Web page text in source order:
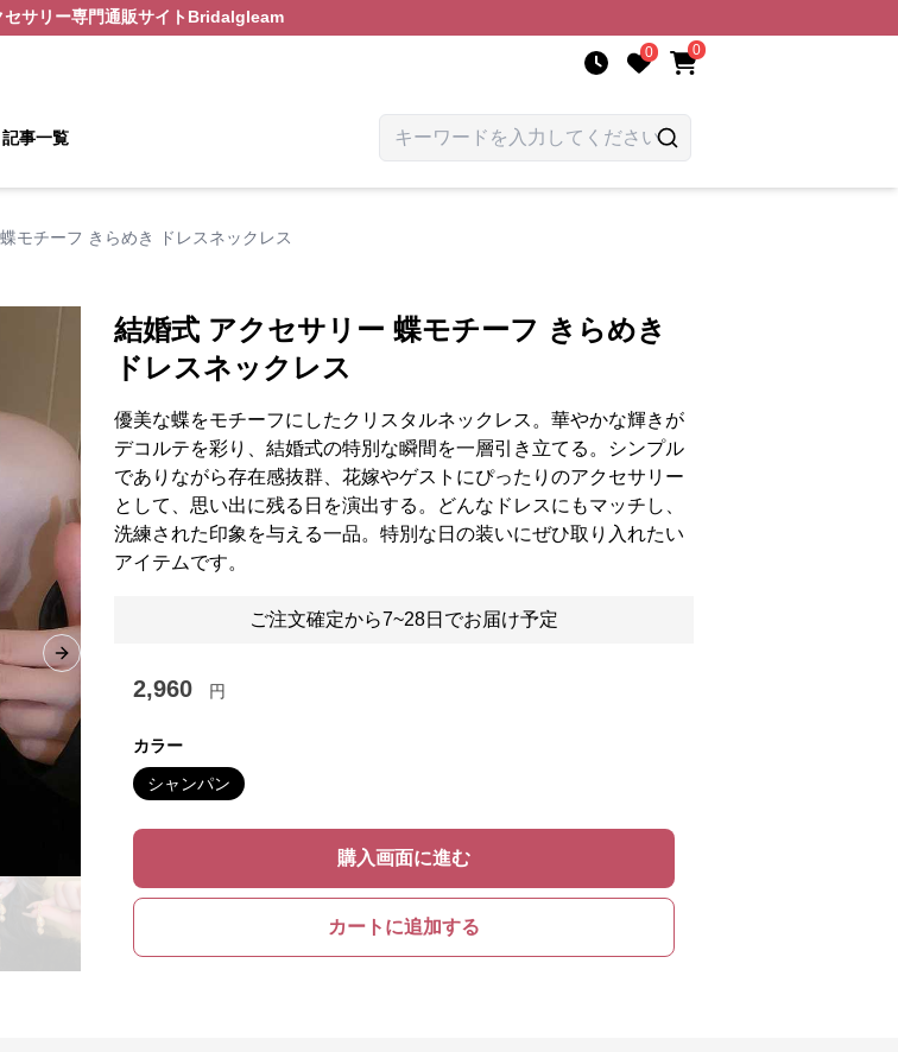
セサリー専門通販サイト Bridalgleam
0 0
記事一覧
モチーフ きらめき ドレスネックレス
Next slide
結婚式 アクセサリー 蝶モチーフ きらめき
ドレスネックレス
優美な蝶をモチーフにしたクリスタルネックレス。華やかな輝きが
デコルテを彩り、結婚式の特別な瞬間を一層引き立てる。シンプル
でありながら存在感抜群、花嫁やゲストにぴったりのアクセサリー
として、思い出に残る日を演出する。どんなドレスにもマッチし、
洗練された印象を与える一品。特別な日の装いにぜひ取り入れたい
アイテムです。
ご注文確定から7~28日でお届け予定
2,960 円
カラー
シャンパン
購入画面に進む
カートに追加する